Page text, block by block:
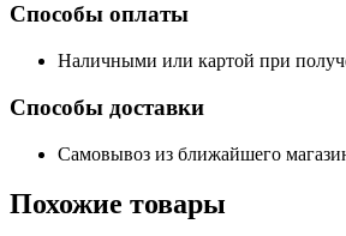
Способы оплаты
Наличными или картой при
Способы доставки
Самовывоз из ближайшего
Похожие товары